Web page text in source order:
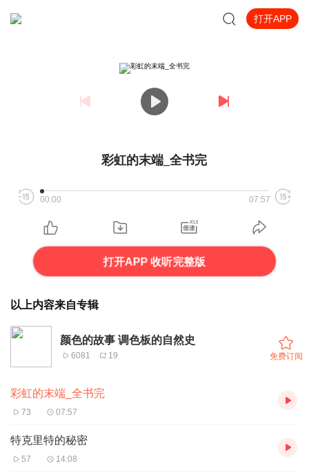
打开APP
彩虹的末端_全书完
00:00 07:57
打开APP 收听完整版
以上内容来自专辑
颜色的故事 调色板的自然史
6081 19 免费订阅
彩虹的末端_全书完
73 07:57
特克里特的秘密
57 14:08